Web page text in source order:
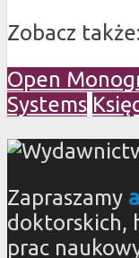
Zobacz także:
Open
Systems
Zapraszamy
doktorskich,
prac